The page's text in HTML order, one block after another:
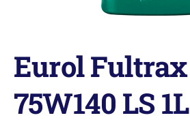
Eurol Fultrax
75W140 LS 1L